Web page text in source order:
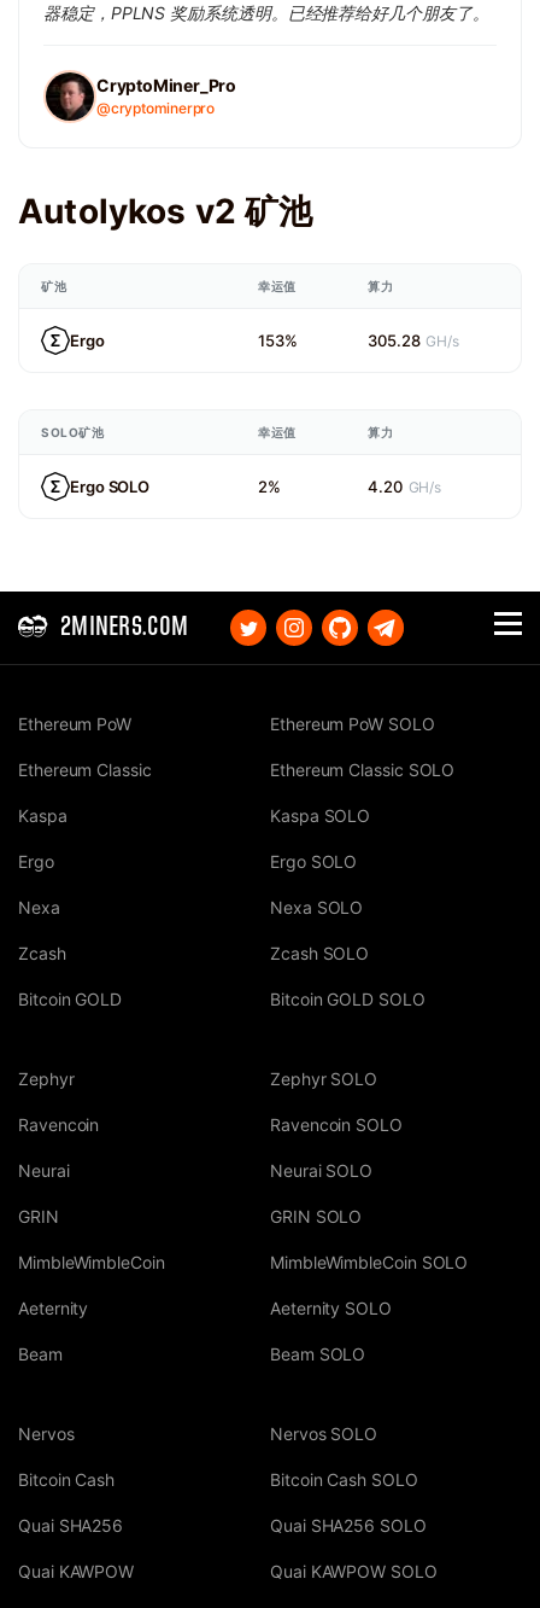
器稳定，PPLNS 奖励系统透明。已经推荐给好几个朋友了。
CryptoMiner_Pro
@cryptominerpro
Autolykos v2 矿池
矿池 幸运值 算力
Ergo 153% 305.28 GH/s
SOLO矿池 幸运值 算力
Ergo SOLO 2% 4.20 GH/s
2MINERS.COM
Ethereum PoW
Ethereum Classic
Kaspa
Ergo
Nexa
Zcash
Bitcoin GOLD
Ethereum PoW SOLO
Ethereum Classic SOLO
Kaspa SOLO
Ergo SOLO
Nexa SOLO
Zcash SOLO
Bitcoin GOLD SOLO
Zephyr
Ravencoin
Neurai
GRIN
MimbleWimbleCoin
Aeternity
Beam
Zephyr SOLO
Ravencoin SOLO
Neurai SOLO
GRIN SOLO
MimbleWimbleCoin SOLO
Aeternity SOLO
Beam SOLO
Nervos
Bitcoin Cash
Quai SHA256
Quai KAWPOW
Nervos SOLO
Bitcoin Cash SOLO
Quai SHA256 SOLO
Quai KAWPOW SOLO